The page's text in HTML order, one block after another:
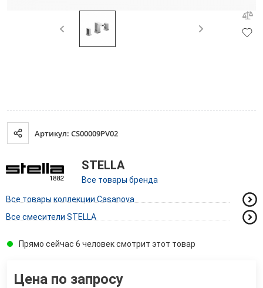
Артикул: CS00009PV02
STELLA
Все товары бренда
Все товары коллекции Casanova
Все смесители STELLA
Прямо сейчас 6 человек смотрит этот товар
Цена по запросу